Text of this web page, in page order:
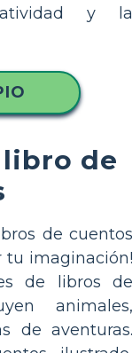
y la
libro de
de cuentos
tu imaginación!
de libros de
animales,
de aventuras.